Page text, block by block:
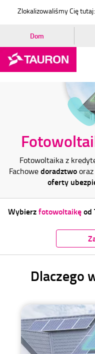
Zlokalizowaliśmy Cię tutaj:
Dom
Fotowoltaika z
Fachowedoradztwooraz
oferty
Wybierzfotowoltaikęod
Dlaczego